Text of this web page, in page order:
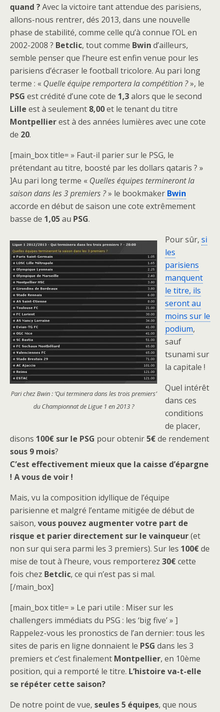
quand ?Avec la victoire tant attendue des parisiens,
allons-nous rentrer, dés 2013, dans une nouvelle
phase de stabilité, comme celle qu’à connue l’OL en
2002-2008 ? Betclic, tout comme Bwin d’ailleurs,
semble penser que l’heure est enfin venue pour les
parisiens d’écraser le football tricolore. Au pari long
terme : « Quelle équipe remportera la compétition ?», le
PSG est crédité d’une cote de 1,3alors que le second
Lille est à seulement 8,00et le tenant du titre
Montpellierest à des années lumières avec une cote
de 20.
[main_box title= » Faut-il parier sur le PSG, le
prétendant au titre, boosté par les dollars qataris ? »
]Au pari long terme « Quelles équipes termineront la
saison dans les 3 premiers ?» le bookmaker Bwin
accorde en début de saison une cote extrêmement
basse de 1,05au PSG.
Pari chez Bwin : ‘Qui terminera dans les trois premiers’
du Championnat de Ligue 1 en 2013 ?
Pour sûr, si
les
parisiens
manquent
le titre, ils
seront au
moins sur le
podium,
sauf
tsunami sur
la capitale !
Quel intérêt
dans ces
conditions
de placer,
disons 100€ sur le PSG pour obtenir 5€de rendement
sous 9 mois?
C’est effectivement mieux que la caisse d’épargne
! A vous de voir !
Mais, vu la composition idyllique de l’équipe
parisienne et malgré l’entame mitigée de début de
saison, vous pouvez augmenter votre part de
risque et parier directement sur le vainqueur(et
non sur qui sera parmi les 3 premiers). Sur les 100€de
mise de tout à l’heure, vous remporterez 30€cette
fois chez Betclic, ce qui n’est pas si mal.
[/main_box]
[main_box title= » Le pari utile : Miser sur les
challengers immédiats du PSG : les ‘big five’ » ]
Rappelez-vous les pronostics de l’an dernier: tous les
sites de paris en ligne donnaient le PSG dans les 3
premiers et c’est finalement Montpellier, en 10ème
position, qui a remporté le titre. L’histoire va-t-elle
se répéter cette saison?
De notre point de vue, seules 5 équipes, que nous